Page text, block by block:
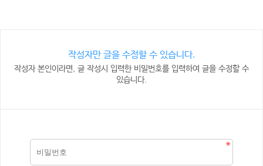
작성자만 글을 수정할 수 있습니다.
작성자 본인이라면, 글 작성시 입력한 비밀번호를 입력하여 글을 수정할 수
있습니다.